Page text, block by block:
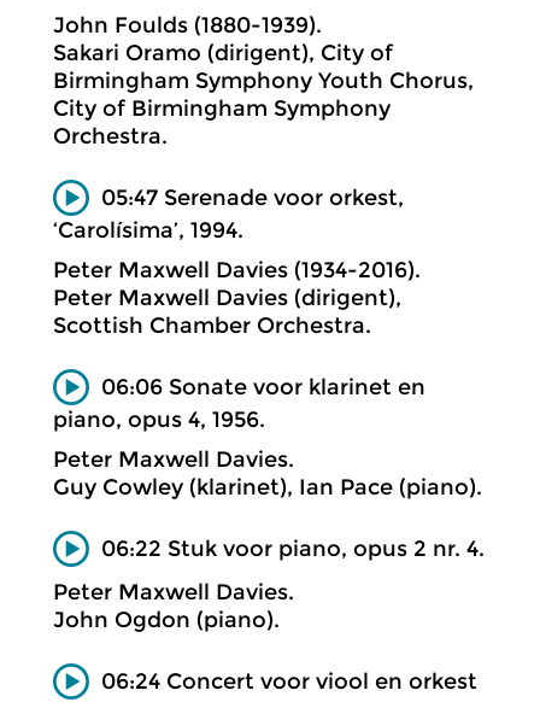
John Foulds (1880-1939).
Sakari Oramo (dirigent), City of
Birmingham Symphony Youth Chorus,
City of Birmingham Symphony
Orchestra.
05:47 Serenade voor orkest,
‘Carolísima’, 1994.
Peter Maxwell Davies (1934-2016).
Peter Maxwell Davies (dirigent),
Scottish Chamber Orchestra.
06:06 Sonate voor klarinet en
piano, opus 4, 1956.
Peter Maxwell Davies.
Guy Cowley (klarinet), Ian Pace (piano).
06:22 Stuk voor piano, opus 2 nr. 4.
Peter Maxwell Davies.
John Ogdon (piano).
06:24 Concert voor viool en orkest